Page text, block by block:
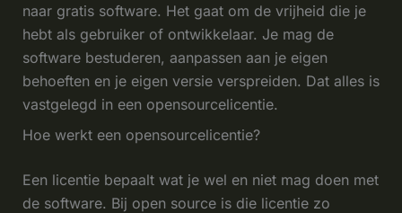
naar gratis software. Het gaat om de vrijheid die je
hebt als gebruiker of ontwikkelaar. Je mag de
software bestuderen, aanpassen aan je eigen
behoeften en je eigen versie verspreiden. Dat alles is
vastgelegd in een opensourcelicentie.
Hoe werkt een opensourcelicentie?
Een licentie bepaalt wat je wel en niet mag doen met
de software. Bij open source is die licentie zo